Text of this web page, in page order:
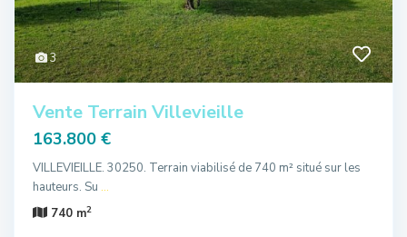
3
Vente Terrain Villevieille
163.800 €
VILLEVIEILLE. 30250. Terrain viabilisé de 740 m² situé sur les
hauteurs. Su ...
740 m2